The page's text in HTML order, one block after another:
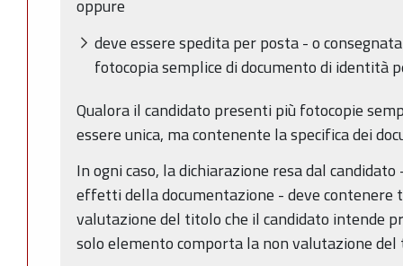
oppure
deve essere spedita per posta - o
fotocopia semplice di documento di identità
Qualora il candidato presenti più fotocopie
essere unica, ma contenente la specifica dei
In ogni caso, la dichiarazione resa dal
effetti della documentazione - deve
valutazione del titolo che il candidato intende
solo elemento comporta la non valutazione